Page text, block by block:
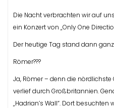
Die Nacht verbrachten wir auf
ein Konzert von „Only One
Der heutige Tag stand dann
Römer???
Ja, Römer – denn die
verlief durch Großbritannien.
„Hadrian’s Wall“. Dort